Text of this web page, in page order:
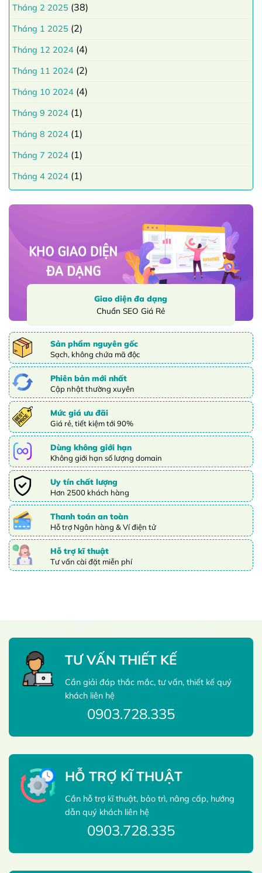
Tháng 2 2025 (38)
Tháng 1 2025 (2)
Tháng 12 2024 (4)
Tháng 11 2024 (2)
Tháng 10 2024 (4)
Tháng 9 2024 (1)
Tháng 8 2024 (1)
Tháng 7 2024 (1)
Tháng 4 2024 (1)
Giao diện đa dạng
Chuẩn SEO Giá Rẻ
Sản phẩm nguyên gốc
Sạch, không chứa mã độc
Phiên bản mới nhất
Cập nhật thường xuyên
Mức giá ưu đãi
Giá rẻ, tiết kiệm tới 90%
Dùng không giới hạn
Không giới hạn số lượng domain
Uy tín chất lượng
Hơn 2500 khách hàng
Thanh toán an toàn
Hỗ trợ Ngân hàng & Ví điện tử
Hỗ trợ kĩ thuật
Tư vấn cài đặt miễn phí
TƯ VẤN THIẾT KẾ
Cần giải đáp thắc mắc, tư vấn, thiết kế quý
khách liên hệ
0903.728.335
HỖ TRỢ KĨ THUẬT
Cần hỗ trợ kĩ thuật, bảo trì, nâng cấp, hướng
dẫn quý khách liên hệ
0903.728.335